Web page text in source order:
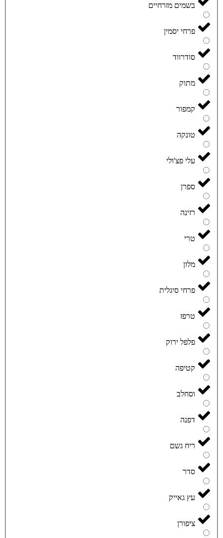
בשמים מזרחיים
פרחי יסמין
סודרווד
מתוק
קמפור
טונקה
עלי פצ'ולי
ספרן
רזינה
טרי
מלון
פרחי סיגלית
טרפז
פלפל ירוק
קטיפה
וסחלב
דפנה
ריח גשם
סדר
עץ גאייק
ציפורן